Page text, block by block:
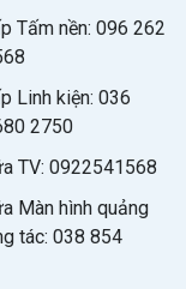
Tấm nền: 096 262
Linh kiện: 036
2750
TV: 0922541568
Màn hình quảng
tác: 038 854